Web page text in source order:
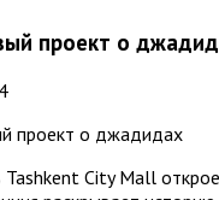
проект о
City Mall